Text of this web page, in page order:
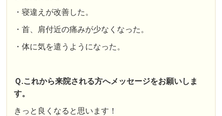
・寝違えが改善した。
・首、肩付近の痛みが少なくなった。
・体に気を遣うようになった。
Ｑ.これから来院される方へメッセージをお願いしま
す。
きっと良くなると思います！